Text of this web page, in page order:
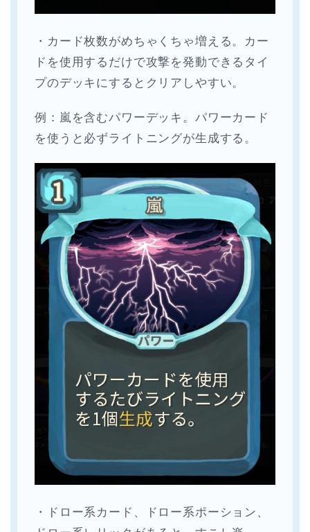
・カード枚数がめちゃくちゃ増える。カー
ドを使用するだけで攻撃を発動できるタイ
プのデッキにするとクリアしやすい。
例：嵐を含むパワーデッキ。パワーカード
を使うと必ずライトニングが生成する。
・ドロー系カード、ドロー系ポーション、